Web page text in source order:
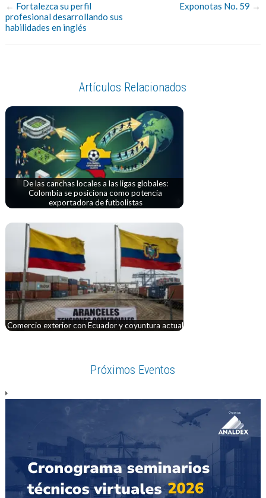
← Fortalezca su perfil
profesional desarrollando sus
habilidades en inglés
Exponotas No. 59 →
Artículos Relacionados
De las canchas locales a las ligas globales:
Colombia se posiciona como potencia
exportadora de futbolistas
Comercio exterior con Ecuador y coyuntura actual
Próximos Eventos